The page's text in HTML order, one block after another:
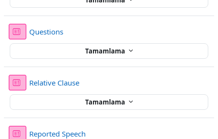
QuestionsSınav
Tamamlama
Relative ClauseSınav
Tamamlama
Reported Speech